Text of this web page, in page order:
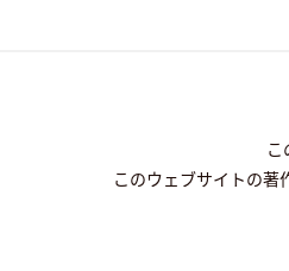
このウェブサイトの